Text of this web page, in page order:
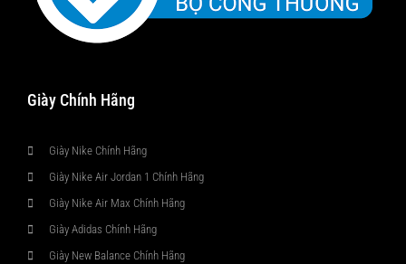
Giày Chính Hãng
Giày Nike Chính Hãng
Giày Nike Air Jordan 1 Chính Hãng
Giày Nike Air Max Chính Hãng
Giày Adidas Chính Hãng
Giày New Balance Chính Hãng